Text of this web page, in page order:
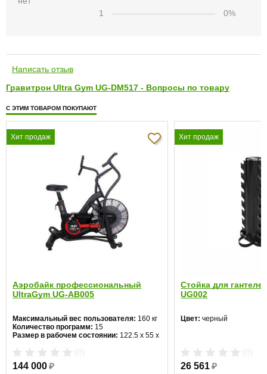
1
0%
Написать отзыв
Гравитрон Ultra Gym UG-DM517 - Вопросы по товару
С ЭТИМ ТОВАРОМ ПОКУПАЮТ
Хит продаж
Аэробайк профессиональный
UltraGym UG-AB005
Максимальный вес пользователя: 160 кг
Количество программ: 15
Размер в рабочем состоянии: 122.5 х 55 х
144 000₽
Хит продаж
Стойка для
UG002
Цвет: черный
26 561 ₽